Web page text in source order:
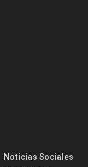
Noticias Sociales